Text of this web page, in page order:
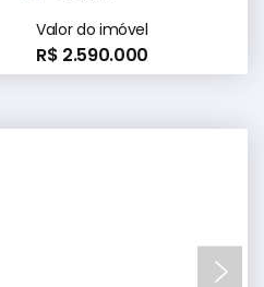
Valor do imóvel
R$ 2.590.000